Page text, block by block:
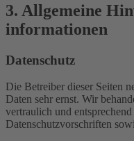
3. Allgemeine
informationen
Datenschutz
Die Betreiber dieser Seiten
Daten sehr ernst. Wir
vertraulich und
Datenschutzvorschriften